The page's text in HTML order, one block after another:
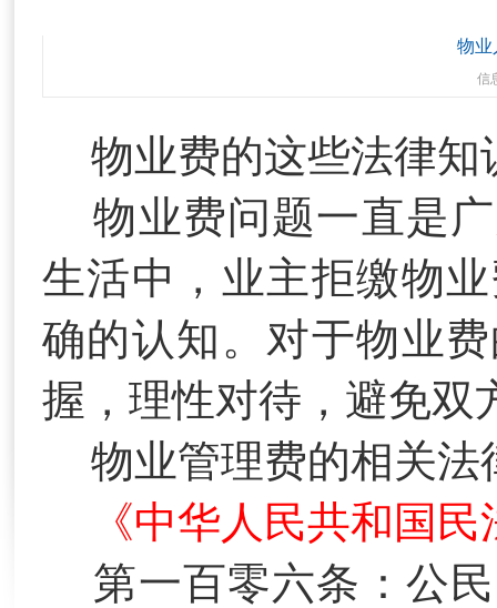
物业
信
物业费的这些法律
物业费问题一直是
生活中，业主拒缴物
确的认知。对于物业
握，理性对待，避免双
物业管理费的相关法
《中华人民共和国民
第一百零六条：公